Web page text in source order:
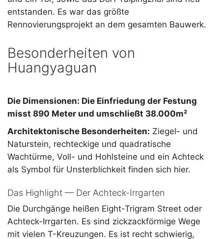
entstanden. Es war das größte
Rennovierungsprojekt an dem gesamten Bauwerk.
Besonderheiten von
Huangyaguan
Die Dimensionen: Die Einfriedung der Festung
misst 890 Meter und umschließt 38.000m²
Architektonische Besonderheiten: Ziegel- und
Naturstein, rechteckige und quadratische
Wachtürme, Voll- und Hohlsteine und ein Achteck
als Symbol für Unsterblichkeit finden sich hier.
Das Highlight — Der Achteck-Irrgarten
Die Durchgänge heißen Eight-Trigram Street oder
Achteck-Irrgarten. Es sind zickzackförmige Wege
mit vielen T-Kreuzungen. Es ist recht schwierig,